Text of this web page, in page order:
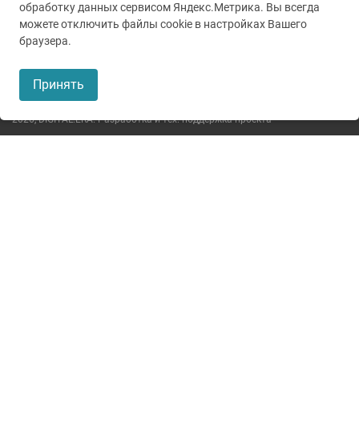
2026,DIGITAL.ERA. Разработка и тех. поддержка проекта
обработку данных сервисом Яндекс.Метрика. Вы всегда
можете отключить файлы cookie в настройках Вашего
браузера.
Принять